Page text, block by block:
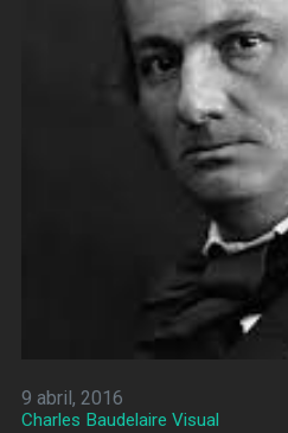
9 abril, 2016
Charles Baudelaire Visual